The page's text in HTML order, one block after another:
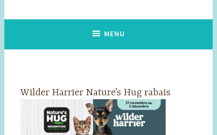
MENU
Wilder Harrier Nature’s Hug rabais